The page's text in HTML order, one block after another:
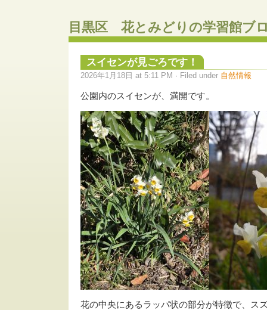
目黒区 花とみどりの学習館ブ
スイセンが見ごろです！
2026年1月18日 at 5:11 PM · Filed under 自然情報
公園内のスイセンが、満開です。
花の中央にあるラッパ状の部分が特徴で、ス